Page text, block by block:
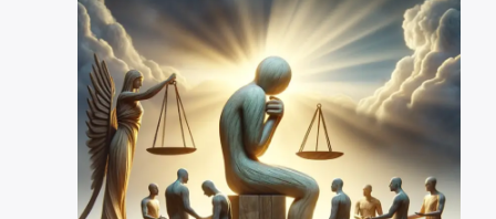
Départ
de
Sophie
Weber
de
notre
collectif
et
mise